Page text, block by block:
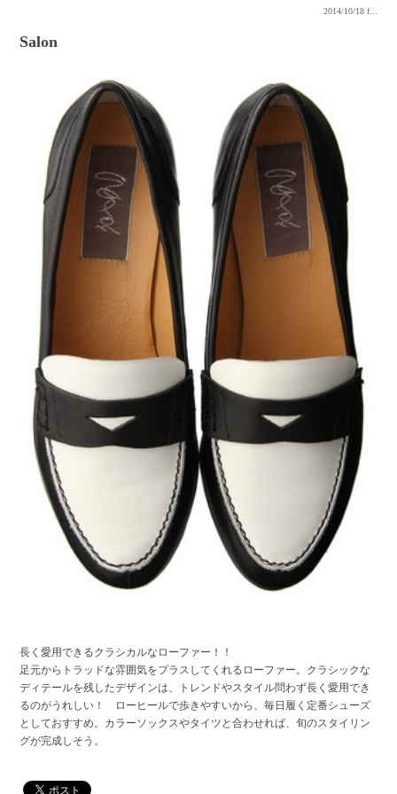
2014/10/18 f...
Salon
長く愛用できるクラシカルなローファー！！
足元からトラッドな雰囲気をプラスしてくれるローファー。クラシックな
ディテールを残したデザインは、トレンドやスタイル問わず長く愛用でき
るのがうれしい！ ローヒールで歩きやすいから、毎日履く定番シューズ
としておすすめ。カラーソックスやタイツと合わせれば、旬のスタイリン
グが完成しそう。